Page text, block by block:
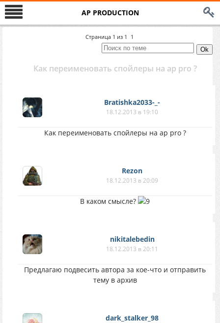
AP PRODUCTION
Страница 1 из 1 1
Как переименовать спойлеры на ap pro ?
Bratishka2033-_-
18.12.2013 в 19:10
Как переименовать спойлеры на ap pro ?
Rezon
18.12.2013 в 20:09
В каком смысле?
nikitalebedin
18.12.2013 в 20:11
Предлагаю подвесить автора за кое-что и отправить
тему в архив
dark_stalker_98